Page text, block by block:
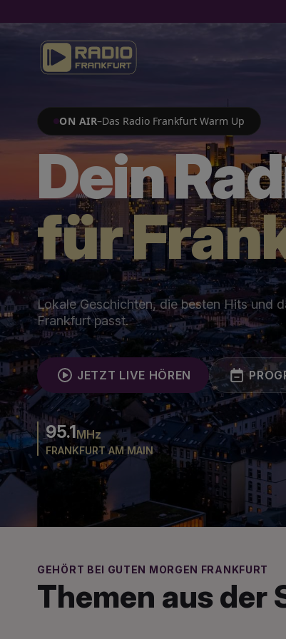
ON AIR–Das Radio Frankfurt Warm Up
Dein
für
Lokale Geschichten, die besten Hits und
Frankfurt passt.
JETZT LIVE HÖREN
95.1MHz
FRANKFURT AM MAIN
GEHÖRT BEI GUTEN MORGEN FRANKFURT
Themen aus der